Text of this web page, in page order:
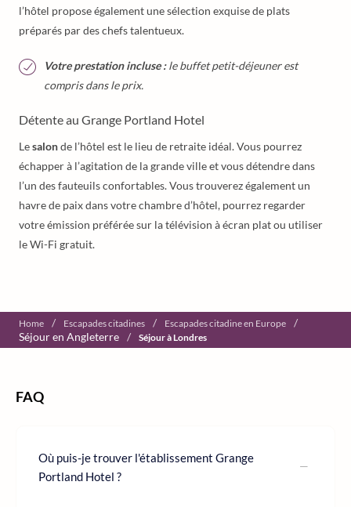
l’hôtel propose également une sélection exquise de plats
préparés par des chefs talentueux.
Votre prestation incluse :le buffet petit-déjeuner est
compris dans le prix.
Détente au Grange Portland Hotel
Lesalonde l’hôtel est le lieu de retraite idéal. Vous pourrez
échapper à l’agitation de la grande ville et vous détendre dans
l’un des fauteuils confortables. Vous trouverez également un
havre de paix dans votre chambre d’hôtel, pourrez regarder
votre émission préférée sur la télévision à écran plat ou utiliser
le Wi-Fi gratuit.
Home / Escapades citadines / Escapades citadine en Europe
/
Séjour en Angleterre / Séjour à Londres
FAQ
Où puis-je trouver l'établissement Grange
Portland Hotel ?